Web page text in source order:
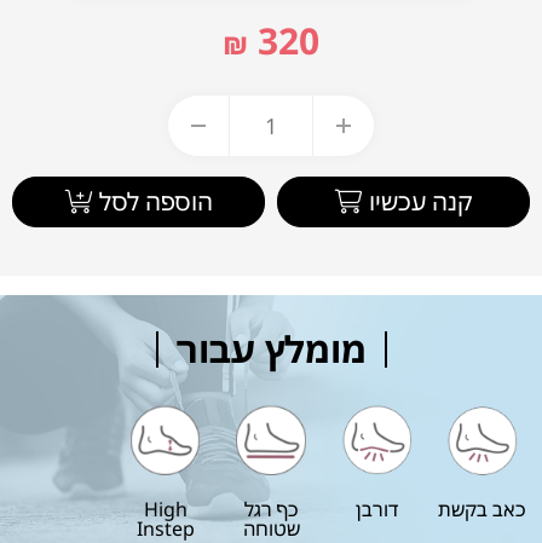
320
₪
קנה עכשיו הוספה לסל
מומלץ עבור
כאב בקשת דורבן כף רגל
שטוחה
High
Instep